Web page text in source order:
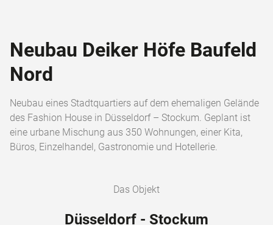
Neubau Deiker Höfe Baufeld
Nord
Neubau eines Stadtquartiers auf dem ehemaligen Gelände
des Fashion House in Düsseldorf – Stockum. Geplant ist
eine urbane Mischung aus 350 Wohnungen, einer Kita,
Büros, Einzelhandel, Gastronomie und Hotellerie.
Das Objekt
Düsseldorf - Stockum